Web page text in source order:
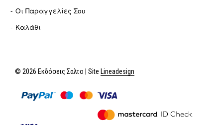
Οι Παραγγελίες Σου
Καλάθι
© 2026 Εκδόσεις Σαλτο | Site Lineadesign